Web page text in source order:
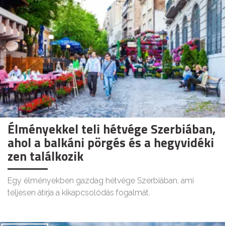
Élményekkel teli hétvége Szerbiában,
ahol a balkáni pörgés és a hegyvidéki
zen találkozik
Egy élményekben gazdag hétvége Szerbiában, ami
teljesen átírja a kikapcsolódás fogalmát.